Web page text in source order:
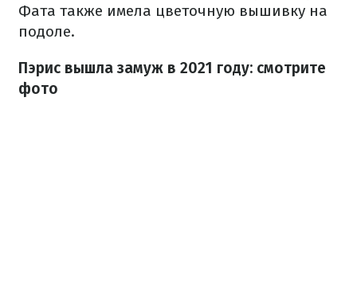
Фата также имела цветочную вышивку на
подоле.
Пэрис вышла замуж в 2021 году: смотрите
фото